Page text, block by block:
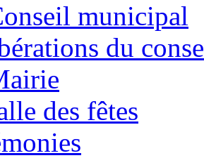
municipal
du
des fêtes